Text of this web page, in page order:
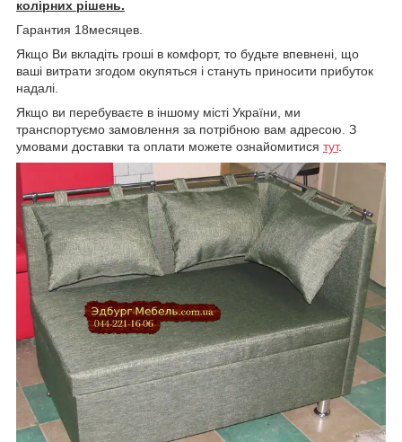
колірних рішень.
Гарантия 18месяцев.
Якщо Ви вкладіть гроші в комфорт, то будьте впевнені, що
ваші витрати згодом окупяться і стануть приносити прибуток
надалі.
Якщо ви перебуваєте в іншому місті України, ми
транспортуємо замовлення за потрібною вам адресою. З
умовами доставки та оплати можете ознайомитися тут.